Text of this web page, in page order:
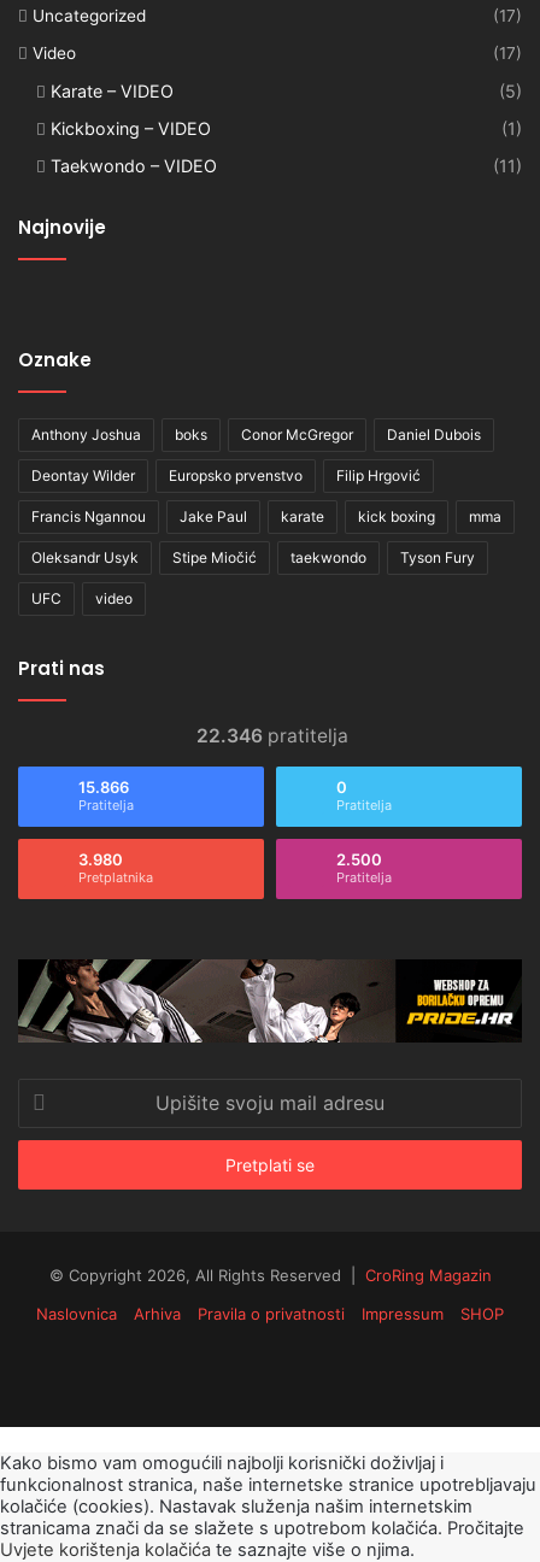
Uncategorized
(17)
Video
(17)
Karate – VIDEO
(5)
Kickboxing – VIDEO
(1)
Taekwondo – VIDEO
(11)
Najnovije
Oznake
Anthony Joshua boks Conor McGregor Daniel Dubois
Deontay Wilder Europsko prvenstvo Filip Hrgović
Francis Ngannou Jake Paul karate kick boxing mma
Oleksandr Usyk Stipe Miočić taekwondo Tyson Fury
UFC video
Prati nas
22.346 pratitelja
15.866
Pratitelja
0
Pratitelja
3.980
Pretplatnika
2.500
Pratitelja
svoju
mail
© Copyright 2026, All Rights Reserved | CroRing Magazin
Naslovnica
Arhiva Pravila o privatnosti Impressum SHOP
Kako bismo vam omogućili najbolji korisnički doživljaj i
funkcionalnost stranica, naše internetske stranice upotrebljavaju
kolačiće (cookies). Nastavak služenja našim internetskim
stranicama znači da se slažete s upotrebom kolačića. Pročitajte
Uvjete korištenja kolačića te saznajte više o njima.